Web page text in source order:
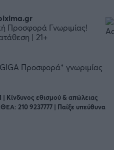
Προσφορά* γνωριμίας
Προσφορά Γνωριμίας!
| 21+
Κίνδυνος εθισμού & απώλειας
210 9237777 | Παίξε υπεύθυνα